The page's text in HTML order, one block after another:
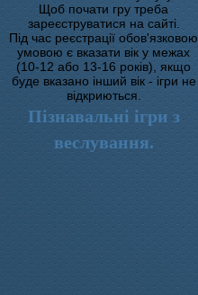
Щоб почати гру треба
зареєструватися на сайті.
Під час реєстрації обов'язковою
умовою є вказати вік у межах
(10-12 або 13-16 років), якщо
буде вказано інший вік - ігри не
відкриються.
Пізнавальні ігри з
веслування.